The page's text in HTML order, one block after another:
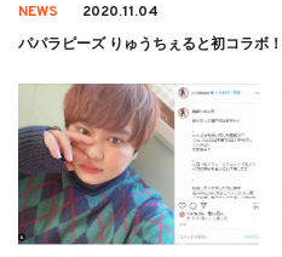
NEWS 2020.11.04
パパラピーズ りゅうちぇると初コラボ